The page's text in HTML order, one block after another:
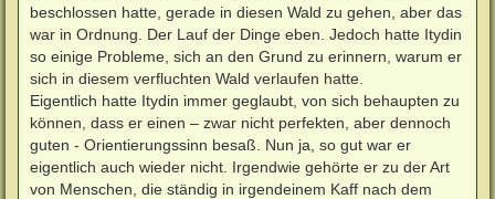
beschlossen hatte, gerade in diesen Wald zu gehen, aber das
war in Ordnung. Der Lauf der Dinge eben. Jedoch hatte Itydin
so einige Probleme, sich an den Grund zu erinnern, warum er
sich in diesem verfluchten Wald verlaufen hatte.
Eigentlich hatte Itydin immer geglaubt, von sich behaupten zu
können, dass er einen – zwar nicht perfekten, aber dennoch
guten - Orientierungssinn besaß. Nun ja, so gut war er
eigentlich auch wieder nicht. Irgendwie gehörte er zu der Art
von Menschen, die ständig in irgendeinem Kaff nach dem